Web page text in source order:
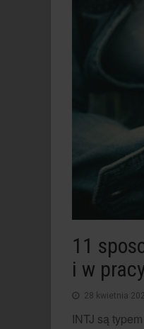
11
i w
28 kwietnia
INTJ są